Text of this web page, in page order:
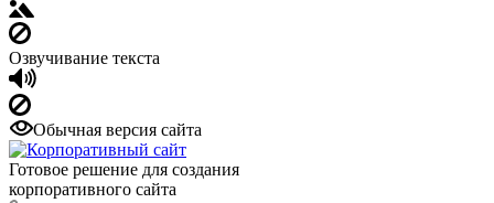
Озвучивание текста
Обычная версия сайта
Готовое решение для создания
корпоративного сайта